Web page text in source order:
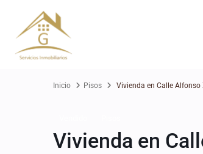
Inicio Pisos Vivienda en Calle Alfonso
Vivienda en